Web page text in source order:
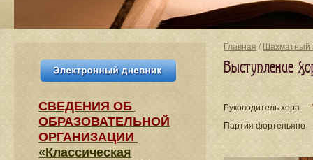
Главная / Шахматный
Выступление
Руководитель хора —
Партия фортепьяно
СВЕДЕНИЯ​ ОБ
ОБРАЗОВАТЕЛЬНОЙ
ОРГАНИЗАЦИИ
«Классическая